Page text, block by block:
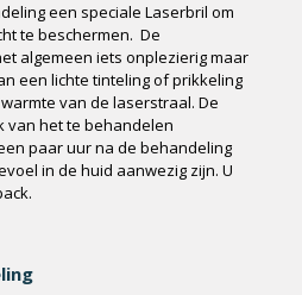
een speciale Laserbril om
te beschermen. De
algemeen iets onplezierig maar
een lichte tinteling of prikkeling
van de laserstraal. De
van het te behandelen
paar uur na de behandeling
in de huid aanwezig zijn. U